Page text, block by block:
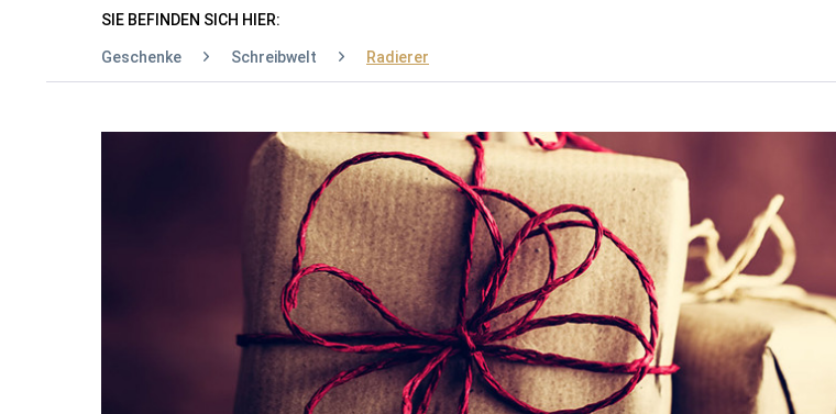
SIE BEFINDEN SICH HIER:
Geschenke Schreibwelt Radierer